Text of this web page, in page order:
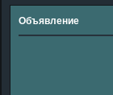
Объявление